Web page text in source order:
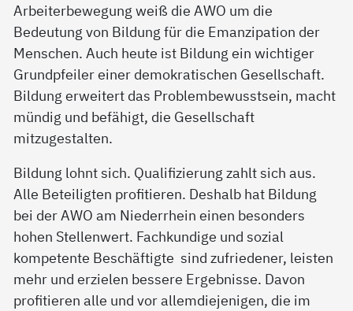
Arbeiterbewegung weiß die AWO um die
Bedeutung von Bildung für die Emanzipation der
Menschen. Auch heute ist Bildung ein wichtiger
Grundpfeiler einer demokratischen Gesellschaft.
Bildung erweitert das Problembewusstsein, macht
mündig und befähigt, die Gesellschaft
mitzugestalten.
Bildung lohnt sich. Qualifizierung zahlt sich aus.
Alle Beteiligten profitieren. Deshalb hat Bildung
bei der AWO am Niederrhein einen besonders
hohen Stellenwert. Fachkundige und sozial
kompetente Beschäftigte sind zufriedener, leisten
mehr und erzielen bessere Ergebnisse. Davon
profitieren alle und vor allemdiejenigen, die im